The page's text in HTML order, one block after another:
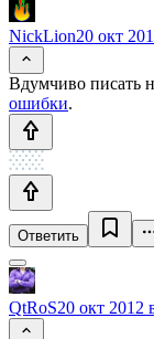
NickLion20 окт
Вдумчиво писать
ошибки.
Ответить
QtRoS20 окт 2012